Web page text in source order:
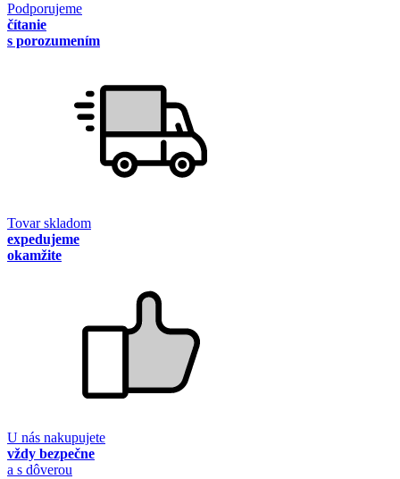
Podporujeme
čítanie
s porozumením
Tovar skladom
expedujeme
okamžite
U nás nakupujete
vždy bezpečne
a s dôverou